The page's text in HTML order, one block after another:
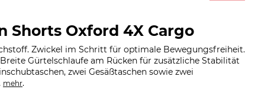
Shorts Oxford 4X Cargo
Zwickel im Schritt für optimale Bewegungsfreiheit.
Gürtelschlaufe am Rücken für zusätzliche Stabilität
zwei Gesäßtaschen sowie zwei
mehr.